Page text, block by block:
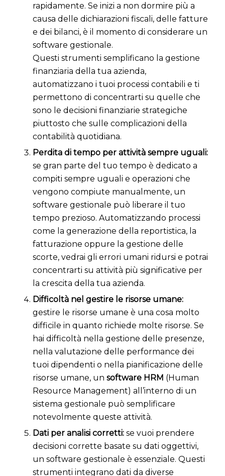
rapidamente. Se inizi a non dormire più a
causa delle dichiarazioni fiscali, delle fatture
e dei bilanci, è il momento di considerare un
software gestionale.
Questi strumenti semplificano la gestione
finanziaria della tua azienda,
automatizzano i tuoi processi contabili e ti
permettono di concentrarti su quelle che
sono le decisioni finanziarie strategiche
piuttosto che sulle complicazioni della
contabilità quotidiana.
Perdita di tempo per attività sempre uguali:
se gran parte del tuo tempo è dedicato a
compiti sempre uguali e operazioni che
vengono compiute manualmente, un
software gestionale può liberare il tuo
tempo prezioso. Automatizzando processi
come la generazione della reportistica, la
fatturazione oppure la gestione delle
scorte, vedrai gli errori umani ridursi e potrai
concentrarti su attività più significative per
la crescita della tua azienda.
Difficoltà nel gestire le risorse umane:
gestire le risorse umane è una cosa molto
difficile in quanto richiede molte risorse. Se
hai difficoltà nella gestione delle presenze,
nella valutazione delle performance dei
tuoi dipendenti o nella pianificazione delle
risorse umane, un software HRM (Human
Resource Management) all’interno di un
sistema gestionale può semplificare
notevolmente queste attività.
Dati per analisi corretti: se vuoi prendere
decisioni corrette basate su dati oggettivi,
un software gestionale è essenziale. Questi
strumenti integrano dati da diverse